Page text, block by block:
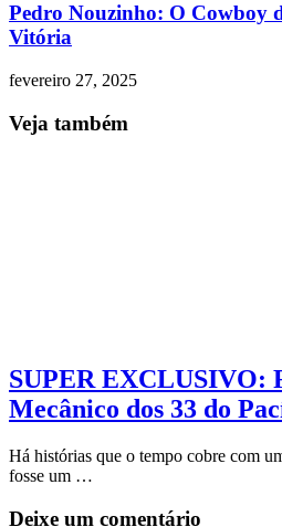
Pedro Nouzinho: O Cowboy
Vitória
fevereiro 27, 2025
Veja também
SUPER EXCLUSIVO:
Mecânico dos 33 do
Há histórias que o tempo cobre com
fosse um …
Deixe um comentário